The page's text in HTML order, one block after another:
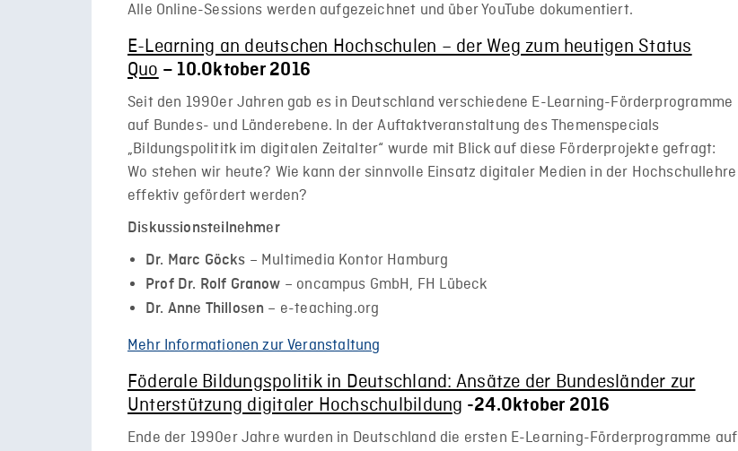
Alle Online-Sessions werden aufgezeichnet und über YouTube dokumentiert.
E-Learning an deutschen Hochschulen – der Weg zum heutigen Status
Quo – 10.Oktober 2016
Seit den 1990er Jahren gab es in Deutschland verschiedene E-Learning-Förderprogramme
auf Bundes- und Länderebene. In der Auftaktveranstaltung des Themenspecials
„Bildungspolititk im digitalen Zeitalter“ wurde mit Blick auf diese Förderprojekte gefragt:
Wo stehen wir heute? Wie kann der sinnvolle Einsatz digitaler Medien in der Hochschullehre
effektiv gefördert werden?
Diskussionsteilnehmer
Dr. Marc Göcks – Multimedia Kontor Hamburg
Prof Dr. Rolf Granow – oncampus GmbH, FH Lübeck
Dr. Anne Thillosen – e-teaching.org
Mehr Informationen zur Veranstaltung
Föderale Bildungspolitik in Deutschland: Ansätze der Bundesländer zur
Unterstützung digitaler Hochschulbildung -24.Oktober 2016
Ende der 1990er Jahre wurden in Deutschland die ersten E-Learning-Förderprogramme auf